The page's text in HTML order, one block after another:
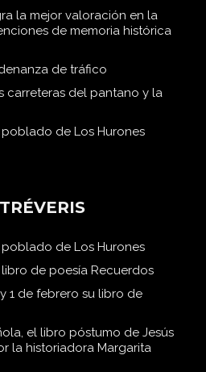
la mejor valoración en la
de memoria histórica
de tráfico
carreteras del pantano y la
de Los Hurones
de Los Hurones
de poesía Recuerdos
1 de febrero su libro de
el libro póstumo de Jesús
la historiadora Margarita